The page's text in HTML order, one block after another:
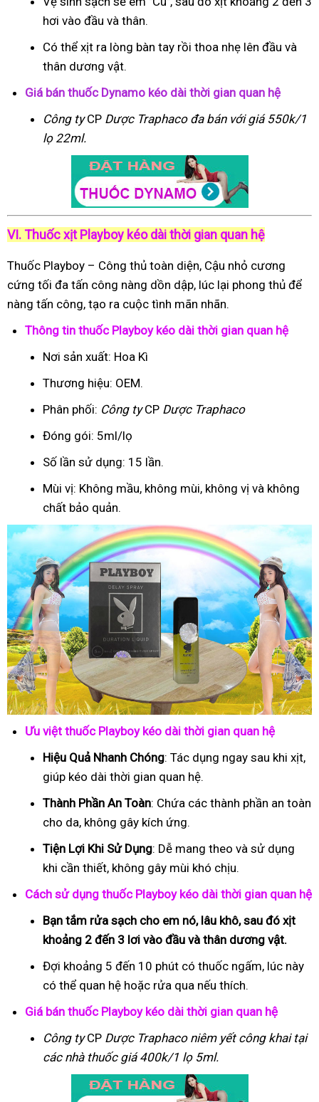
hơi vào đầu và thân.
Có thể xịt ra lòng bàn tay rồi thoa nhẹ lên đầu và
thân dương vật.
Giá bán thuốc Dynamo kéo dài thời gian quan hệ
Công tyCP Dược Traphacođa bán với giá 550k/1
lọ 22ml.
VI. Thuốc xịt Playboy kéo dài thời gian quan hệ
Thuốc Playboy – Công thủ toàn diện, Cậu nhỏ cương
cứng tối đa tấn công nàng dồn dập, lúc lại phong thủ để
nàng tấn công, tạo ra cuộc tình mãn nhãn.
Thông tin thuốc Playboy kéo dài thời gian quan hệ
Nơi sản xuất: Hoa Kì
Thương hiệu: OEM.
Phân phối: Công tyCP Dược Traphaco
Đóng gói: 5ml/lọ
Số lần sử dụng: 15 lần.
Mùi vị: Không mầu, không mùi, không vị và không
chất bảo quản.
Ưu việt thuốc Playboy kéo dài thời gian quan hệ
Hiệu Quả Nhanh Chóng: Tác dụng ngay sau khi xịt,
giúp kéo dài thời gian quan hệ.
Thành Phần An Toàn: Chứa các thành phần an toàn
cho da, không gây kích ứng.
Tiện Lợi Khi Sử Dụng: Dễ mang theo và sử dụng
khi cần thiết, không gây mùi khó chịu.
Cách sử dụng thuốc Playboy kéo dài thời gian quan hệ
Bạn tắm rửa sạch cho em nó, lâu khô, sau đó xịt
khoảng 2 đến 3 lơi vào đầu và thân dương vật.
Đợi khoảng 5 đến 10 phút có thuốc ngấm, lúc này
có thể quan hệ hoặc rửa qua nếu thích.
Giá bán thuốc Playboy kéo dài thời gian quan hệ
Công tyCP Dược Traphaconiêm yết công khai tại
các nhà thuốc giá 400k/1 lọ 5ml.